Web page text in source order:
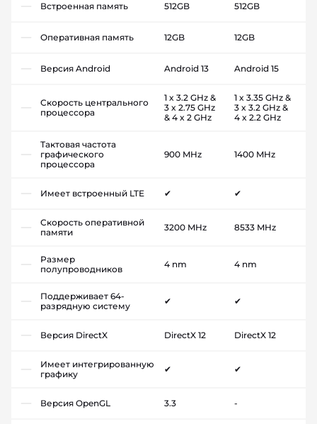
Встроенная память 512GB 512GB
Оперативная память 12GB 12GB
Версия Android Android 13 Android 15
Скорость центрального
процессора
1 x 3.2 GHz &
3 x 2.75 GHz
& 4 x 2 GHz
1 x 3.35 GHz &
3 x 3.2 GHz &
4 x 2.2 GHz
Тактовая частота
графического
процессора
900 MHz 1400 MHz
Имеет встроенный LTE ✔ ✔
Скорость оперативной
памяти
3200 MHz 8533 MHz
Размер
полупроводников
4 nm 4 nm
Поддерживает 64-
разрядную систему
✔ ✔
Версия DirectX DirectX 12 DirectX 12
Имеет интегрированную
графику
✔ ✔
Версия OpenGL 3.3 -